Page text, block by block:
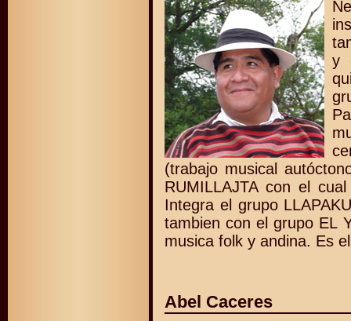
y
(trabajo musical
RUMILLAJTA con el
Integra el grupo
tambien con el grupo EL
musica folk y andina. Es
Abel Caceres